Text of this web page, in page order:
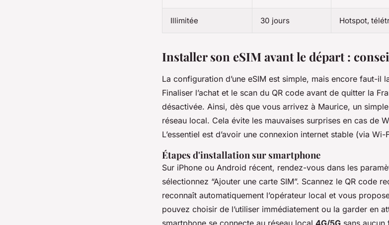
Illimitée 30 jours Hotspot,
Installer son eSIM avant le départ :
La configuration d’une eSIM est simple, mais encore faut-il
Finaliser l’achat et le scan du QR code avant de quitter la
désactivée. Ainsi, dès que vous arrivez à Maurice, un
réseau local. Cela évite les mauvaises surprises en cas de
L’essentiel est d’avoir une connexion internet stable (via
Étapes d'installation sur smartphone
Sur iPhone ou Android récent, rendez-vous dans les
sélectionnez “Ajouter une carte SIM”. Scannez le QR code
reconnaît automatiquement l’opérateur local et vous
pouvez choisir de l’utiliser immédiatement ou la garder en
smartphone se connecte au réseau local 4G/5G sans aucun